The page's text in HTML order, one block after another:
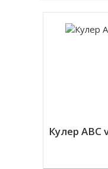
Кулер ABC